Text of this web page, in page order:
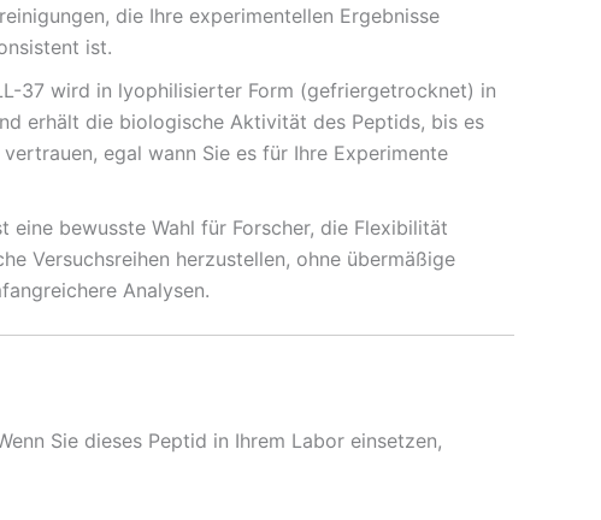
die Ihre experimentellen Ergebnisse
ist.
37 wird in lyophilisierter Form (gefriergetrocknet) in
erhält die biologische Aktivität des Peptids, bis es
egal wann Sie es für Ihre Experimente
bewusste Wahl für Forscher, die Flexibilität
Versuchsreihen herzustellen, ohne übermäßige
Analysen.
Sie dieses Peptid in Ihrem Labor einsetzen,